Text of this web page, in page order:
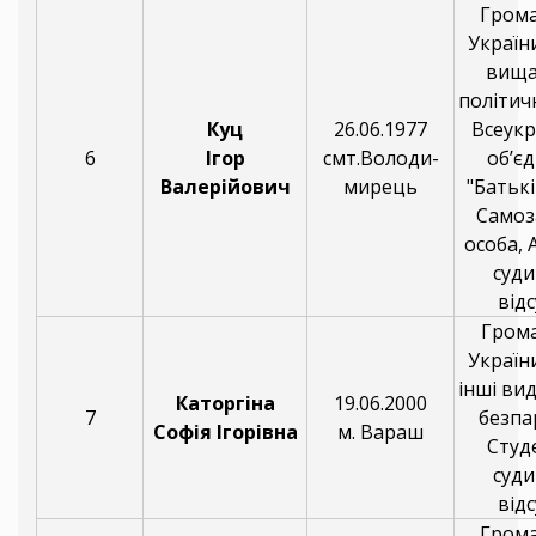
6
Куц
Ігор
Валерійович
26.06.1977
смт.Володи-
мирець
особа,
7
Каторгіна
Софія Ігорівна
19.06.2000
м. Вараш
інші